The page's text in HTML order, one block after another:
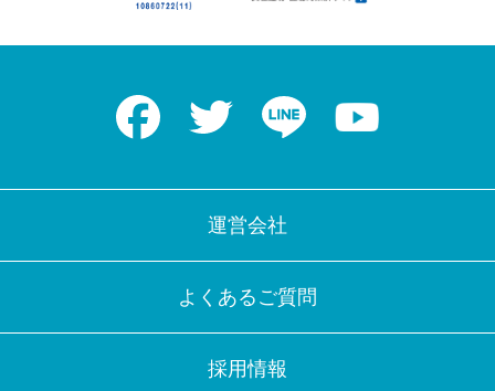
Facebook Twitter LINE
運営会社
よくあるご質問
採用情報